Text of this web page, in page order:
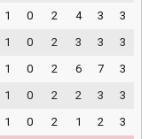
1 0 2 4 3
3
1 0 2 3 3
3
1 0 2 6 7
3
1 0 2 2 3
3
1 0 2 1 2 3